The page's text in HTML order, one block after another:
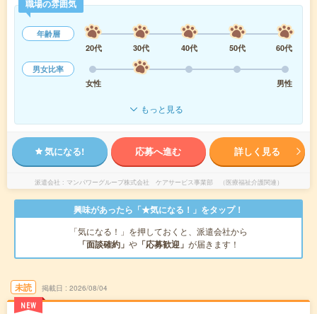
職場の雰囲気
年齢層
20代
30代 40代 50代
60代
男女比率
女性
男性
もっと見る
気になる! 応募へ進む 詳しく見る
派遣会社 マンパワーグループ株式会社 ケアサービス事業部 （医療福祉介護関連）
興味があったら「★気になる！」をタップ！
「気になる！」を押しておくと、派遣会社から
「面談確約」 や 「応募歓迎」 が届きます！
未読
NEW
掲載日 2026/08/04